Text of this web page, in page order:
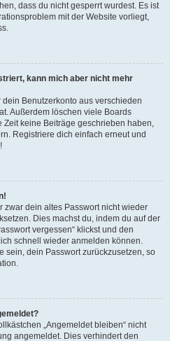
dass du nicht gesperrt wurdest. Es ist
mit der Website vorliegt,
kann mich aber nicht mehr
Benutzerkonto aus verschieden
Außerdem löschen viele Boards
keine Beiträge geschrieben haben,
Registriere dich einfach erneut und
zwar dein altes Passwort nicht wieder
Dies machst du, indem du auf der
vergessen“ klickst und den
schnell wieder anmelden können.
sein, dein Passwort zurückzusetzen, so
„Angemeldet bleiben“ nicht
angemeldet. Dies verhindert den